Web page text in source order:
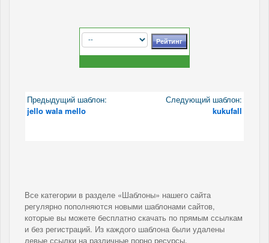
Предыдущий шаблон:
jello wala mello
Следующий шаблон:
kukufall
Все категории в разделе «Шаблоны» нашего сайта
регулярно пополняются новыми шаблонами сайтов,
которые вы можете бесплатно скачать по прямым ссылкам
и без регистраций. Из каждого шаблона были удалены
левые ссылки на различные порно ресурсы.